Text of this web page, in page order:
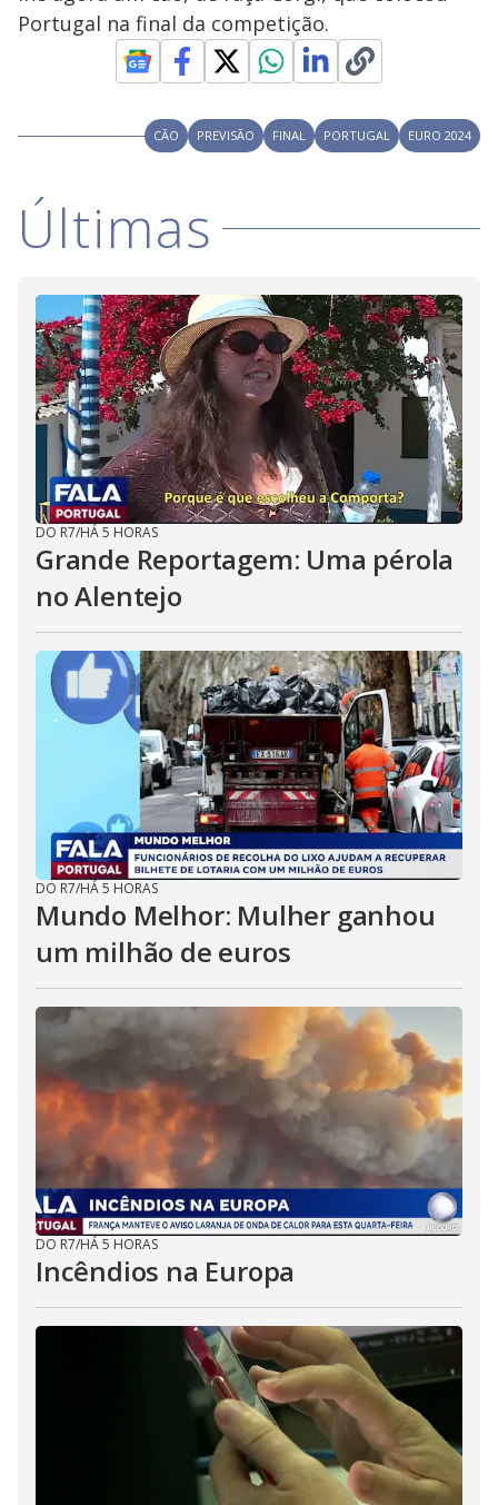
Portugal na final da competição.
CÃO PREVISÃO FINAL PORTUGAL EURO 2024
Últimas
DO R7/HÁ 5 HORAS
Grande Reportagem: Uma pérola
no Alentejo
DO R7/HÁ 5 HORAS
Mundo Melhor: Mulher ganhou
um milhão de euros
DO R7/HÁ 5 HORAS
Incêndios na Europa